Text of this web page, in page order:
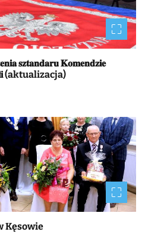
𝐬𝐳𝐭𝐚𝐧𝐝𝐚𝐫𝐮 𝐊𝐨𝐦𝐞𝐧𝐝𝐳𝐢𝐞
(aktualizacja)
Kęsowie